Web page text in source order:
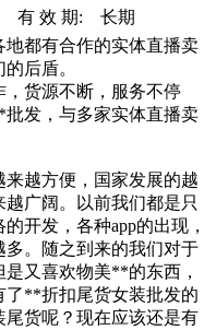
有 效 期: 长期
都有合作的实体直播卖
后盾。
货源不断，服务不停
发，与多家实体直播卖
来越方便，国家发展的越
广阔。以前我们都是只
开发，各种app的出现，
。随之到来的我们对于
又喜欢物美**的东西，
了**折扣尾货女装批发的
货呢？现在应该还是有